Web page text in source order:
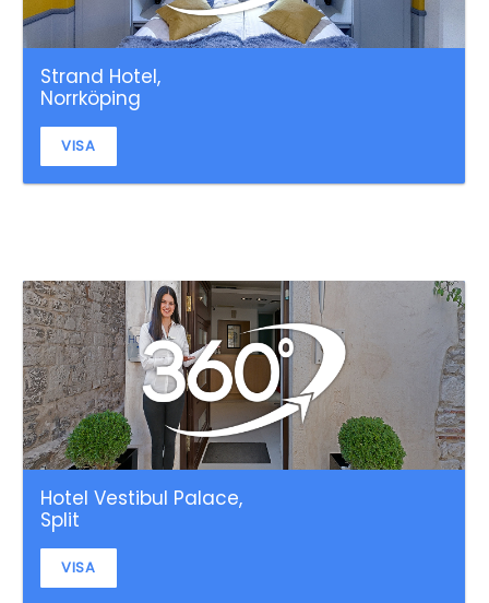
Strand Hotel,
Norrköping
VISA
Hotel Vestibul Palace,
Split
VISA